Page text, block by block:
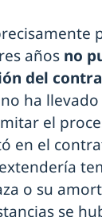
años no
del
ha
el
en el
o su
se